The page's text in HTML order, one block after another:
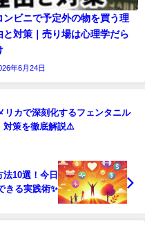
ンビニで予定外の物を買う理
と対策｜売り場は心理学だら
年6月24日
リカで深刻化するフェンタニル
対策を徹底解説⚠️
法10選！今日
きる実践術✨